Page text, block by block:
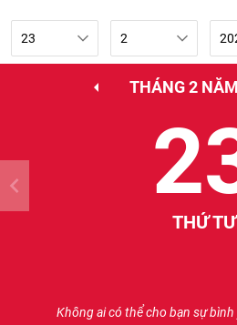
THÁNG 2
THỨ TƯ
Không ai có thể cho bạn sự